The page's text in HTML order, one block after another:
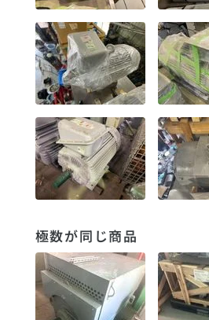
極数が同じ商品